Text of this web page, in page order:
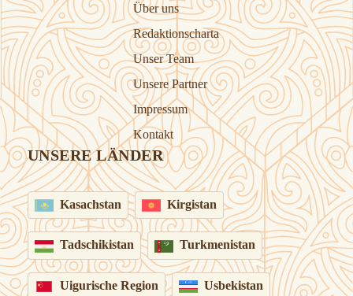
Über uns
Redaktionscharta
Unser Team
Unsere Partner
Impressum
Kontakt
UNSERE LÄNDER
Kasachstan Kirgistan
Tadschikistan Turkmenistan
Uigurische Region Usbekistan